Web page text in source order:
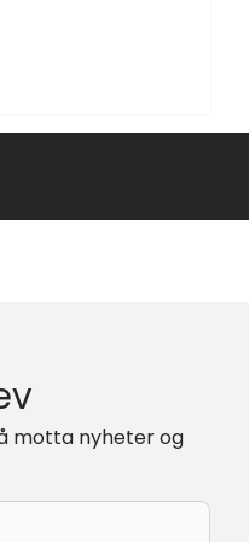
motta nyheter og